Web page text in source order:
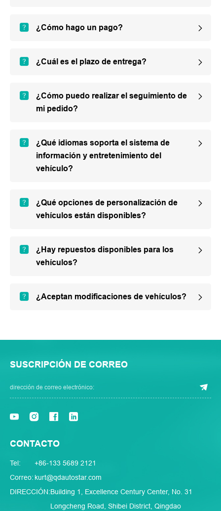
¿Cómo hago un pago?
¿Cuál es el plazo de entrega?
¿Cómo puedo realizar el seguimiento de
mi pedido?
¿Qué idiomas soporta el sistema de
información y entretenimiento del
vehículo?
¿Qué opciones de personalización de
vehículos están disponibles?
¿Hay repuestos disponibles para los
vehículos?
¿Aceptan modificaciones de vehículos?
SUSCRIPCIÓN DE CORREO
CONTACTO
Tel:
+86-133 5689 2121
Correo: kurt@qdautostar.com
DIRECCIÓN:Building 1, Excellence Century Center, No. 31
Longcheng Road, Shibei District, Qingdao